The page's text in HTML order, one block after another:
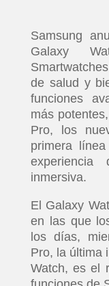
Samsung
Galaxy
de salud y
funciones
más
Pro, los
primera
experiencia
inmersiva.
El Galaxy
en las que
los días,
Pro, la última
Watch, es el